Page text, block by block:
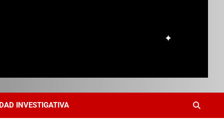
INVESTIGATIVA